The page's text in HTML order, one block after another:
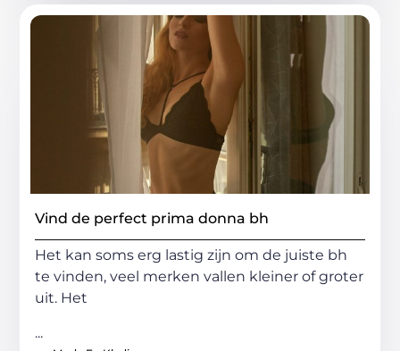
Vind de perfect prima donna bh
Het kan soms erg lastig zijn om de juiste bh
te vinden, veel merken vallen kleiner of groter
uit. Het
...